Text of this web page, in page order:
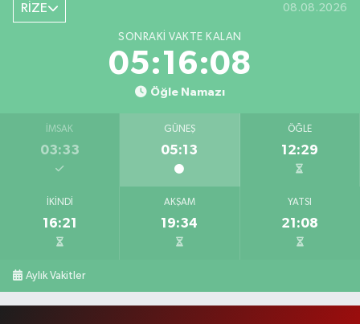
RİZE 08.08.2026
SONRAKI VAKTE KALAN
05:16:07
Öğle Namazı
İMSAK
03:33
GÜNEŞ
05:13
ÖĞLE
12:29
İKINDI
16:21
AKŞAM
19:34
YATSI
21:08
Aylık Vakitler